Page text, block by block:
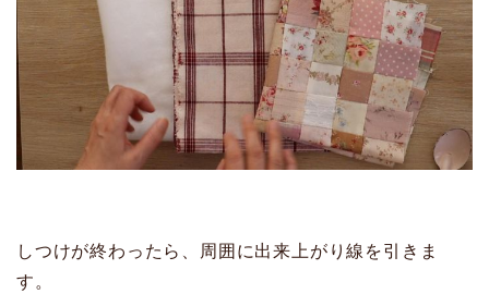
しつけが終わったら、周囲に出来上がり線を引きま
す。